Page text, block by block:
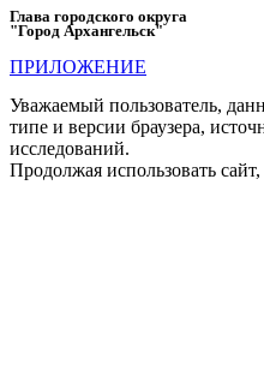
Глава городского округа
"Город Архангельск"
ПРИЛОЖЕНИЕ
Уважаемый пользователь,
типе и версии браузера,
исследований.
Продолжая использовать